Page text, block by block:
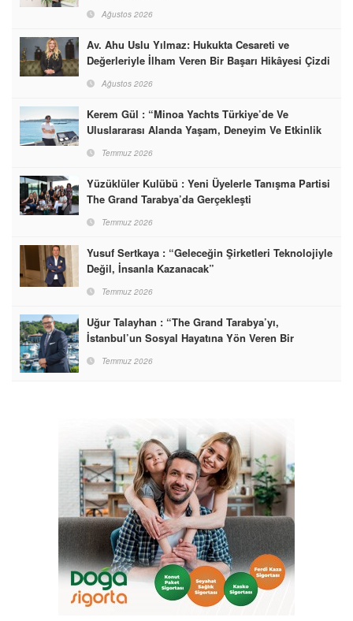
Ağustos 2026
Av. Ahu Uslu Yılmaz: Hukukta Cesareti ve
Değerleriyle İlham Veren Bir Başarı Hikâyesi Çizdi
Ağustos 2026
Kerem Gül : “Minoa Yachts Türkiye’de Ve
Uluslararası Alanda Yaşam, Deneyim Ve Etkinlik
Markası Olacak”
Temmuz 2026
Yüzüklüler Kulübü : Yeni Üyelerle Tanışma Partisi
The Grand Tarabya’da Gerçekleşti
Temmuz 2026
Yusuf Sertkaya : “Geleceğin Şirketleri Teknolojiyle
Değil, İnsanla Kazanacak”
Temmuz 2026
Uğur Talayhan : “The Grand Tarabya’yı,
İstanbul’un Sosyal Hayatına Yön Veren Bir
Destinasyon Haline Getirmeyi Hedefliyorum”
Temmuz 2026